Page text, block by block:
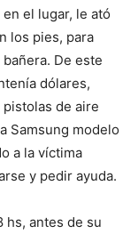
el lugar, le ató
los pies, para
De este
dólares,
de aire
Samsung modelo
a la víctima
y pedir ayuda.
hs, antes de su